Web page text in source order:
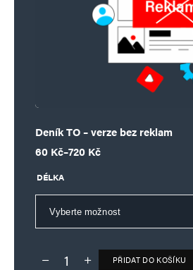
Deník TO – verze bez reklam
60 Kč–720 Kč
Rozpětí cen: 60 Kč až 720 Kč
DÉLKA
Deník TO – verze bez reklam množství
PŘIDAT DO KOŠÍKU